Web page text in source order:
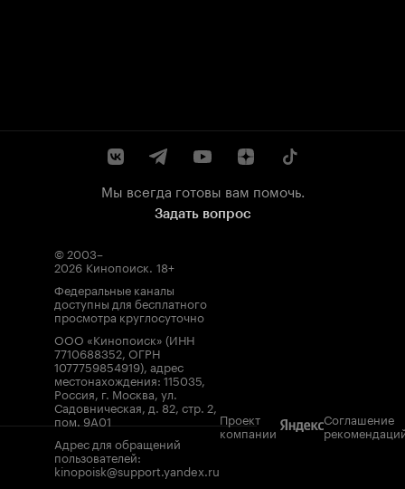
Мы всегда готовы вам помочь.
Задать вопрос
© 2003–
2026 Кинопоиск. 18+
Федеральные каналы
доступны для бесплатного
просмотра круглосуточно
ООО «Кинопоиск» (ИНН
7710688352, ОГРН
1077759854919), адрес
местонахождения: 115035,
Россия, г. Москва, ул.
Садовническая, д. 82, стр. 2,
пом. 9А01
Адрес для обращений
пользователей:
kinopoisk@support.yandex.ru
Проект
компании
Соглашение